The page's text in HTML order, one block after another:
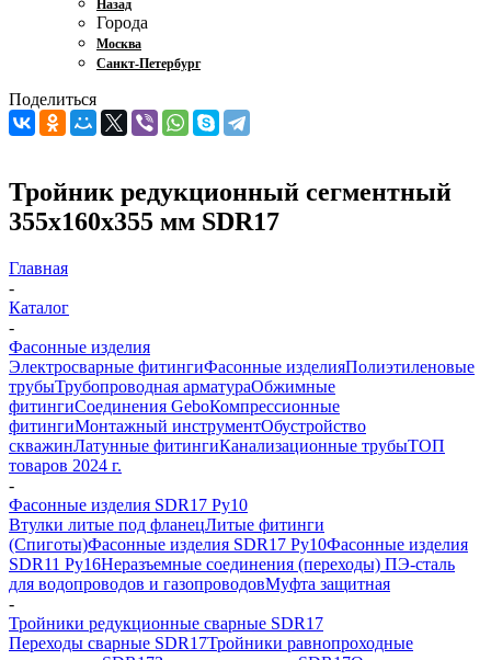
Назад
Города
Москва
Санкт-Петербург
Поделиться
Тройник редукционный сегментный
355х160х355 мм SDR17
Главная
-
Каталог
-
Фасонные изделия
Электросварные фитингиФасонные изделияПолиэтиленовые
трубыТрубопроводная арматураОбжимные
фитингиСоединения GeboКомпрессионные
фитингиМонтажный инструментОбустройство
скважинЛатунные фитингиКанализационные трубыТОП
товаров 2024 г.
-
Фасонные изделия SDR17 Ру10
Втулки литые под фланецЛитые фитинги
(Спиготы)Фасонные изделия SDR17 Ру10Фасонные изделия
SDR11 Ру16Неразъемные соединения (переходы) ПЭ-сталь
для водопроводов и газопроводовМуфта защитная
-
Тройники редукционные сварные SDR17
Переходы сварные SDR17Тройники равнопроходные